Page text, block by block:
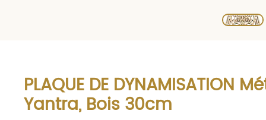
PLAQUE DE DYNAMISATION
Yantra, Bois 30cm